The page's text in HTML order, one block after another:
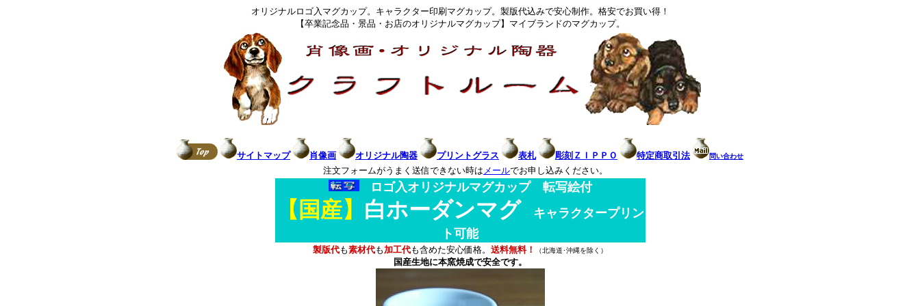
オリジナルロゴ入マグカップ。キャラクター印刷マグカップ。製版代込みで安心制作。格安でお買い得！
【卒業記念品・景品・お店のオリジナルマグカップ】マイブランドのマグカップ。
サイトマップ 肖像画 オリジナル陶器 プリントグラス 表札 彫刻ＺＩＰＰＯ 特定商取引法 問い合わせ
注文フォームがうまく送信できない時は メールでお申し込みください。
ロゴ入オリジナルマグカップ 転写絵付
【国産】 白ホーダンマグ キャラクタープリン
ト可能
製版代も素材代も加工代も含めた安心価格。 送料無料！ （北海道･沖縄を除く）
国産生地に本窯焼成で安全です。